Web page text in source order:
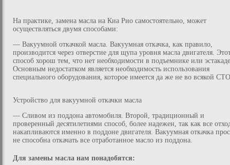
На практике, замена масла на Киа Рио самостоятельно, может
осуществляться двумя способами:
— Вакуумной откачкой масла. Вакуумная откачка, как правило,
производится через отверстие для щупа уровня масла двигателя.
способ хорош тем, что нет необходимости в подъемнике или
Основным недостатком является необходимость использования
специального оборудования, которое имеется да же не во всякой
Устройство для вакуумной откачки масла
— Сливом из поддона автомобиля. Второй, традиционный и
проверенный десятилетиями способ, более надежен, так как все
накапливаются именно в поддоне двигателя. Вакуумная откачка
не способна откачать все отработанное масло из поддона.
Для замены масла нам понадобятся: